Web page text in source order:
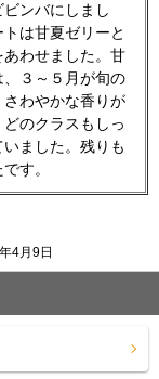
ビンバにしまし
は甘夏ゼリーと
あわせました。甘
、３～５月が旬の
さわやかな香りが
のクラスもしっ
ました。残りも
す。
4月9日